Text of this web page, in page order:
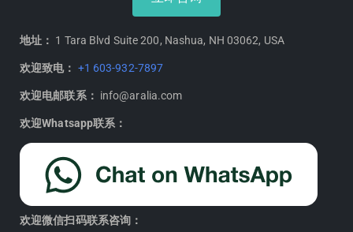
地址： 1 Tara Blvd Suite 200, Nashua, NH 03062, USA
欢迎致电： +1 603-932-7897
欢迎电邮联系： info@aralia.com
欢迎Whatsapp联系：
欢迎微信扫码联系咨询：